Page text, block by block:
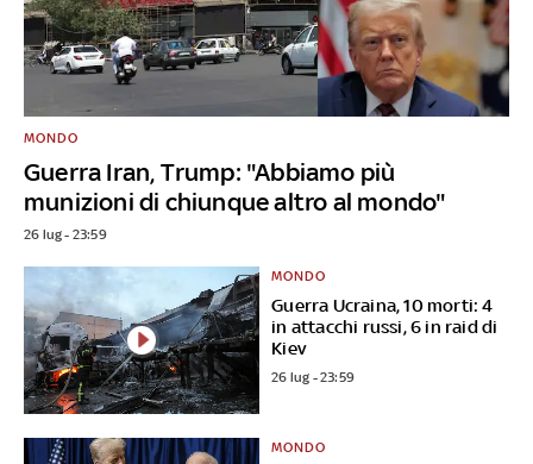
Guerra Iran, Trump: "Abbiamo più
munizioni di chiunque altro al mondo"
MONDO
26 lug - 23:59
Guerra Ucraina, 10 morti: 4
in attacchi russi, 6 in raid di
Kiev
MONDO
26 lug - 23:59
MONDO